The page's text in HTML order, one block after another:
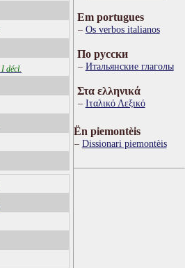
décl.
Em portugues
Os verbos italianos
По русски
Итальянские глаголы
Στα ελληνικά
Ιταλικό Λεξικό
Ën piemontèis
Dissionari piemontèis